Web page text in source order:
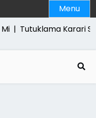
Menu
Tutuklama Karari